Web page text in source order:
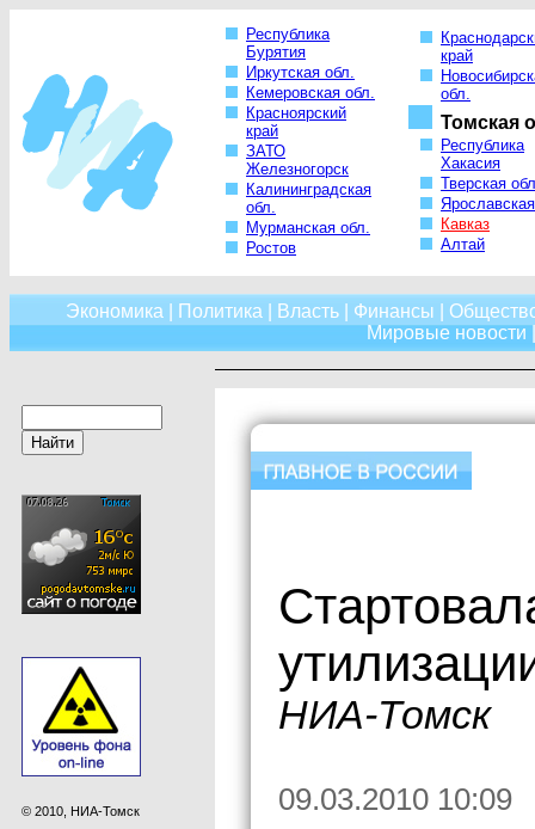
Республика
Бурятия
Иркутская обл.
Кемеровская обл.
Красноярский
край
ЗАТО
Железногорск
Калининградская
обл.
Мурманская обл.
Ростов
край
обл.
Томская
Республика
Хакасия
Тверская
Кавказ
Алтай
Экономика Политика Власть Финансы
Мировые новости
© 2010, НИА-Томск
НИА-Томск
09.03.2010 10:09